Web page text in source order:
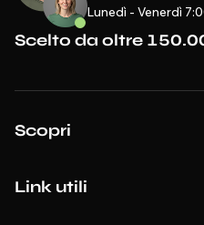
Lunedì - Venerdì
Scelto da oltre
Scopri
Link utili